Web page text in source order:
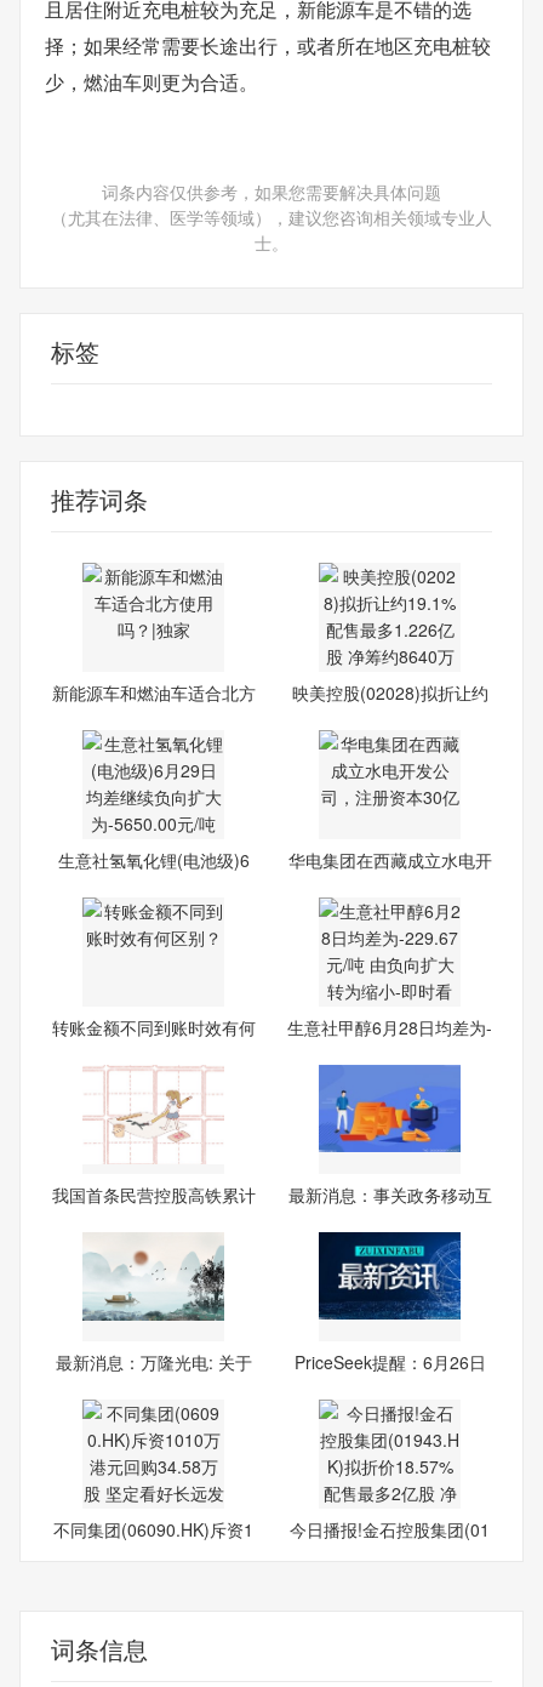
且居住附近充电桩较为充足，新能源车是不错的选
择；如果经常需要长途出行，或者所在地区充电桩较
少，燃油车则更为合适。
词条内容仅供参考，如果您需要解决具体问题
（尤其在法律、医学等领域），建议您咨询相关领域专业人
士。
标签
推荐词条
新能源车和燃油车适合北方
映美控股(02028)拟折让约
生意社氢氧化锂(电池级)6
华电集团在西藏成立水电开
转账金额不同到账时效有何
生意社甲醇6月28日均差为-
我国首条民营控股高铁累计
最新消息：事关政务移动互
最新消息：万隆光电: 关于
PriceSeek提醒：6月26日
不同集团(06090.HK)斥资1
今日播报!金石控股集团(01
词条信息